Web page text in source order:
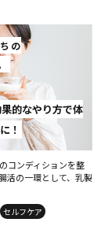
の
的なやり方で体
！
コンディションを整
活の一環として、乳製
セルフケア